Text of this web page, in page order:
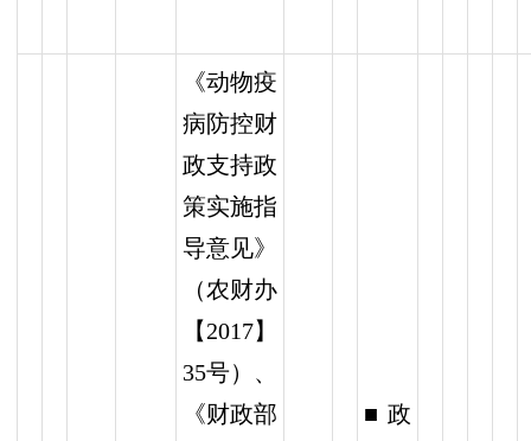
《动物疫
病防控财
政支持政
策实施指
导意见》
（农财办
【2017】
35号）、
《财政部
■政